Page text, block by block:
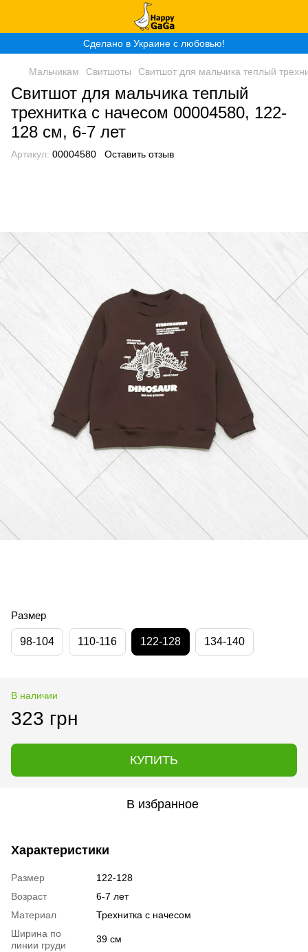
Сделано в Украине с любовью!
Мальчикам Свитшоты Свитшот для мальчика теплый
Свитшот для мальчика теплый
трехнитка с начесом 00004580, 122-
128 см, 6-7 лет
Артикул: 00004580 Оставить отзыв
Размер
98-104 110-116 122-128 134-140
В наличии
323 грн
КУПИТЬ
В избранное
Характеристики
Размер
122-128
Возраст
6-7 лет
Материал
Трехнитка с начесом
Ширина по
линии груди
39 см